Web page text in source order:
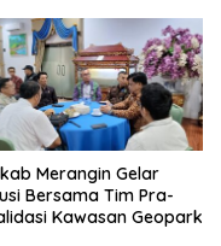
Merangin Gelar
Bersama Tim Pra-
Kawasan Geopark